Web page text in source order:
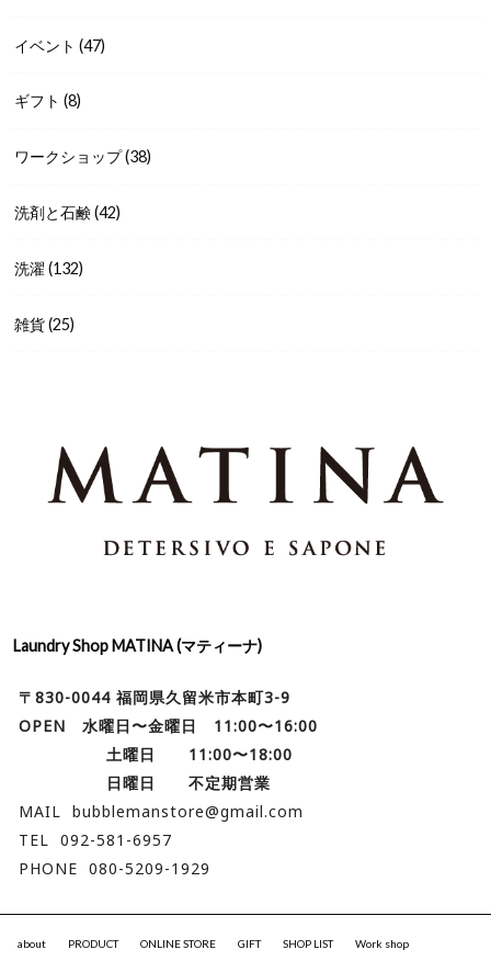
イベント(47)
ギフト(8)
ワークショップ(38)
洗剤と石鹸(42)
洗濯(132)
雑貨(25)
Laundry Shop MATINA (マティーナ)
〒830-0044 福岡県久留米市本町3-9
OPEN 水曜日〜金曜日 11:00〜16:00
土曜日 11:00〜18:00
日曜日 不定期営業
MAIL bubblemanstore@gmail.com
TEL 092-581-6957
PHONE 080-5209-1929
about PRODUCT ONLINE STORE GIFT SHOP LIST Work shop